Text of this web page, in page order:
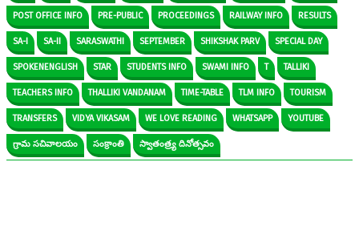
POST OFFICE INFO PRE-PUBLIC PROCEEDINGS RAILWAY INFO RESULTS
SA-I SA-II SARASWATHI SEPTEMBER SHIKSHAK PARV SPECIAL DAY
SPOKENENGLISH STAR STUDENTS INFO SWAMI INFO T TALLIKI
TEACHERS INFO THALLIKI VANDANAM TIME-TABLE TLM INFO TOURISM
TRANSFERS VIDYA VIKASAM WE LOVE READING WHATSAPP YOUTUBE
గ్రామ సచివాలయం సంక్రాంతి స్వాతంత్ర్య దినోత్సవం